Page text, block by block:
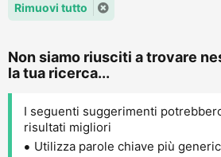
Rimuovi tutto
Non siamo riusciti a trovare
la tua ricerca...
I seguenti suggerimenti
risultati migliori
Utilizza parole chiave più